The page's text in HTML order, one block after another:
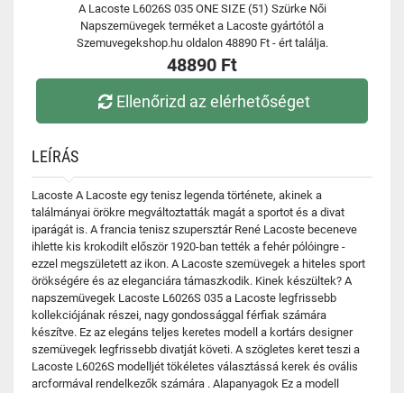
A Lacoste L6026S 035 ONE SIZE (51) Szürke Női
Napszemüvegek terméket a Lacoste gyártótól a
Szemuvegekshop.hu oldalon 48890 Ft - ért találja.
48890 Ft
Ellenőrizd az elérhetőséget
LEÍRÁS
Lacoste A Lacoste egy tenisz legenda története, akinek a
találmányai örökre megváltoztatták magát a sportot és a divat
iparágát is. A francia tenisz szupersztár René Lacoste beceneve
ihlette kis krokodilt először 1920-ban tették a fehér pólóingre -
ezzel megszületett az ikon. A Lacoste szemüvegek a hiteles sport
örökségére és az eleganciára támaszkodik. Kinek készültek? A
napszemüvegek Lacoste L6026S 035 a Lacoste legfrissebb
kollekciójának részei, nagy gondossággal férfiak számára
készítve. Ez az elegáns teljes keretes modell a kortárs designer
szemüvegek legfrissebb divatját követi. A szögletes keret teszi a
Lacoste L6026S modelljét tökéletes választássá kerek és ovális
arcformával rendelkezők számára . Alapanyagok Ez a modell